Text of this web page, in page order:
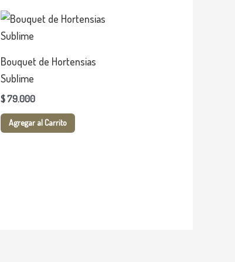
Bouquet de Hortensias
Sublime
$79.000
Agregar al Carrito